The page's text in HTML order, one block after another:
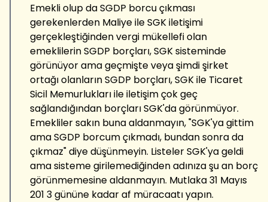
Emekli olup da SGDP borcu çıkması
gerekenlerden Maliye ile SGK iletişimi
gerçekleştiğinden vergi mükellefi olan
emeklilerin SGDP borçları, SGK sisteminde
görünüyor ama geçmişte veya şimdi şirket
ortağı olanların SGDP borçları, SGK ile Ticaret
Sicil Memurlukları ile iletişim çok geç
sağlandığından borçları SGK'da görünmüyor.
Emekliler sakın buna aldanmayın, "SGK'ya gittim
ama SGDP borcum çıkmadı, bundan sonra da
çıkmaz" diye düşünmeyin. Listeler SGK'ya geldi
ama sisteme girilemediğinden adınıza şu an borç
görünmemesine aldanmayın. Mutlaka 31 Mayıs
201 3 gününe kadar af müracaatı yapın.